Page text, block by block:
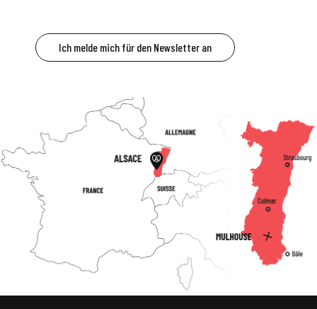
Ich melde mich für den Newsletter an